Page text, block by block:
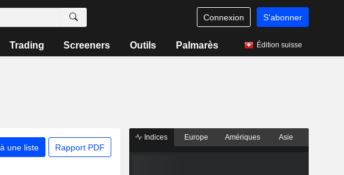
Connexion S'abonner
Trading Screeners Outils Palmarès Édition suisse
une liste Rapport PDF
Indices Europe Amériques Asie